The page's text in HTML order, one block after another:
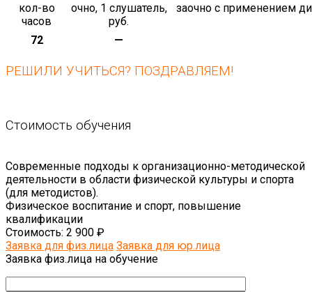
кол-во
часов
очно, 1 слушатель,
руб.
заочно с применением
72 —
РЕШИЛИ УЧИТЬСЯ? ПОЗДРАВЛЯЕМ!
Стоимость обучения
Современные подходы к организационно-методической
деятельности в области физической культуры и спорта
(для методистов).
Физическое воспитание и спорт, повышение
квалификации
Стоимость: 2 900 ₽
Заявка для физ.лица Заявка для юр.лица
Заявка физ.лица на обучение